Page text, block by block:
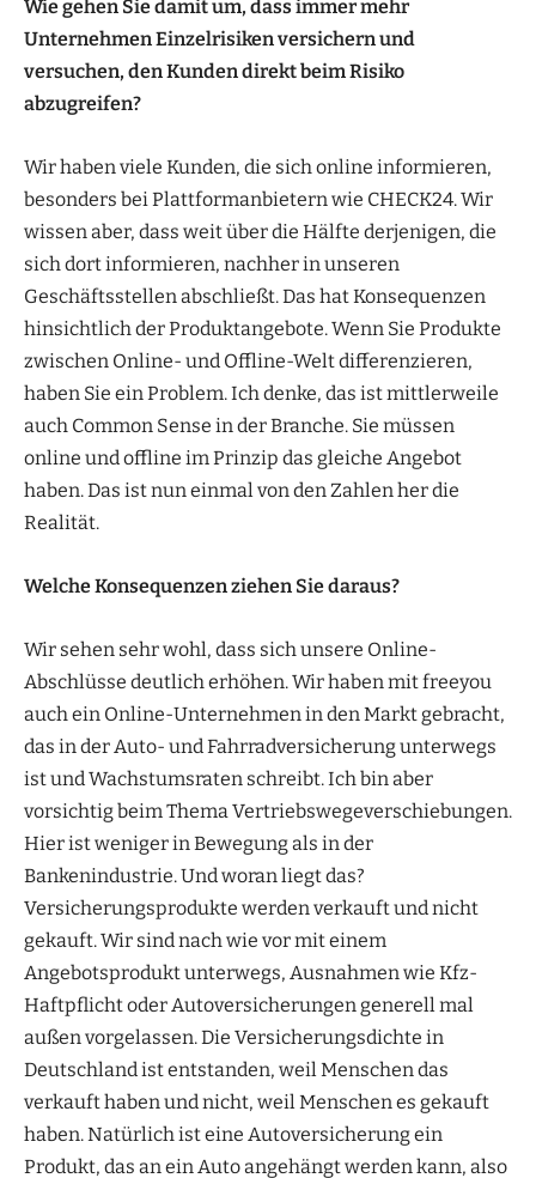
Wie gehen Sie damit um, dass immer mehr
Unternehmen Einzelrisiken versichern und
versuchen, den Kunden direkt beim Risiko
abzugreifen?
Wir haben viele Kunden, die sich online informieren,
besonders bei Plattformanbietern wie CHECK24. Wir
wissen aber, dass weit über die Hälfte derjenigen, die
sich dort informieren, nachher in unseren
Geschäftsstellen abschließt. Das hat Konsequenzen
hinsichtlich der Produktangebote. Wenn Sie Produkte
zwischen Online- und Offline-Welt differenzieren,
haben Sie ein Problem. Ich denke, das ist mittlerweile
auch Common Sense in der Branche. Sie müssen
online und offline im Prinzip das gleiche Angebot
haben. Das ist nun einmal von den Zahlen her die
Realität.
Welche Konsequenzen ziehen Sie daraus?
Wir sehen sehr wohl, dass sich unsere Online-
Abschlüsse deutlich erhöhen. Wir haben mit freeyou
auch ein Online-Unternehmen in den Markt gebracht,
das in der Auto- und Fahrradversicherung unterwegs
ist und Wachstumsraten schreibt. Ich bin aber
vorsichtig beim Thema Vertriebswegeverschiebungen.
Hier ist weniger in Bewegung als in der
Bankenindustrie. Und woran liegt das?
Versicherungsprodukte werden verkauft und nicht
gekauft. Wir sind nach wie vor mit einem
Angebotsprodukt unterwegs, Ausnahmen wie Kfz-
Haftpflicht oder Autoversicherungen generell mal
außen vorgelassen. Die Versicherungsdichte in
Deutschland ist entstanden, weil Menschen das
verkauft haben und nicht, weil Menschen es gekauft
haben. Natürlich ist eine Autoversicherung ein
Produkt, das an ein Auto angehängt werden kann, also